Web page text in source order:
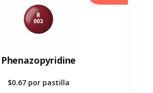
Phenazopyridine
$0.67 por pastilla